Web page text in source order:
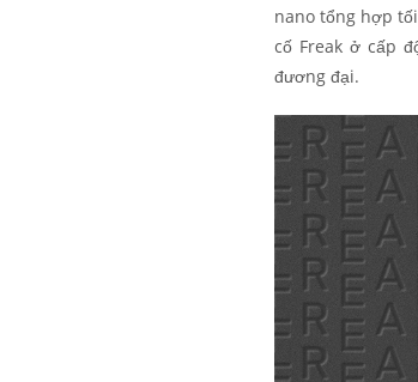
nano tổng hợp
cố Freak ở cấp
đương đại.